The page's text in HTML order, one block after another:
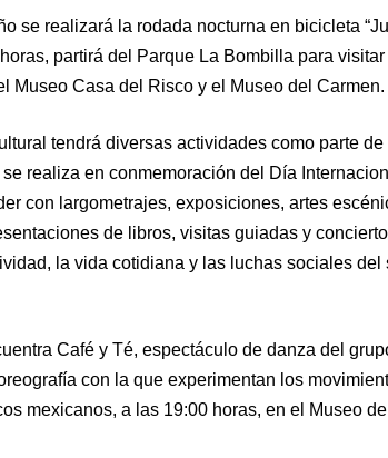
se realizará la rodada nocturna en bicicleta
partirá del Parque La Bombilla para
Museo Casa del Risco y el Museo del Carmen.
tendrá diversas actividades como parte de
realiza en conmemoración del Día
con largometrajes, exposiciones, artes
de libros, visitas guiadas y
la vida cotidiana y las luchas sociales del
Café y Té, espectáculo de danza del
con la que experimentan los
mexicanos, a las 19:00 horas, en el Museo